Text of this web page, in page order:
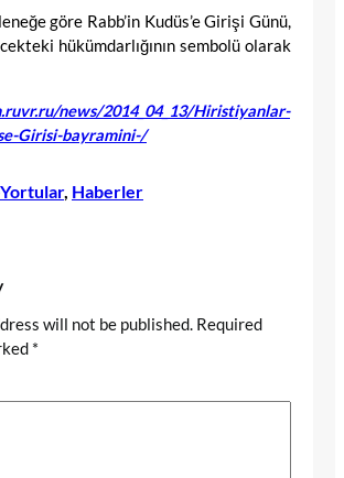
göre Rabb’in Kudüs’e Girişi Günü,
hükümdarlığının sembolü olarak
news/2014_04_13/Hiristiyanlar-
Girisi-bayramini-/
, Haberler
will not be published. Required
*